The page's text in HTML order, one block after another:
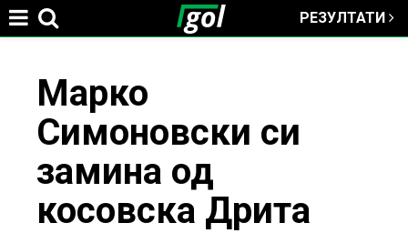
РЕЗУЛТАТИ
here
Марко
Симоновски си
замина од
косовска Дрита